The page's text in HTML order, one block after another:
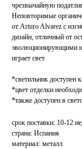
чрезвычайную
Неповторимые
от Arturo Alvarez с
дизайн, отличный от
эволюционирующими
играет свет.
*светильник доступен
*цвет отделки
*также доступен в
срок поставки: 10-12
страна: Испания
материал: металл